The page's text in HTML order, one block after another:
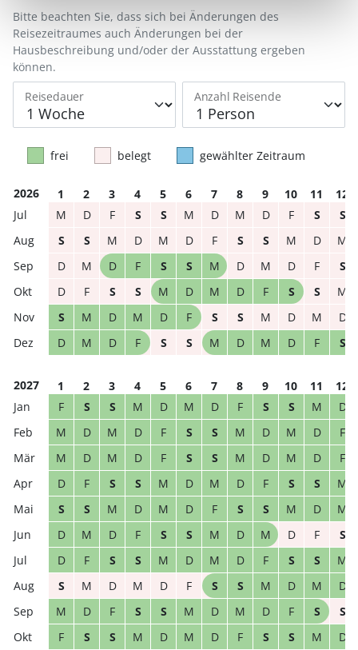
Reisedauer Anzahl Reisende
Bitte beachten Sie, dass sich bei Änderungen des
Reisezeitraumes auch Änderungen bei der
Hausbeschreibung und/oder der Ausstattung ergeben
können.
frei belegt gewählter Zeitraum
2026 1 2 3 4 5 6 7 8 9 10 11
12
M
D F S S M D M D F S
S
S
S M D M D F S S M D
M
D
M D F S S M D M D F
S
D
F S S M D M D F S S
M
S
M D M D F S S M D M
D
D
M D F S S M D M D F S
2027 1 2 3 4 5 6 7 8 9 10 11
12
F
S S M D M D F S S M
D
M
D M D F S S M D M D
F
M
D M D F S S M D M D
F
D
F S S M D M D F S S
M
S
S M D M D F S S M D
M
D
M D F S S M D M D F
S
D
F S S M D M D F S S
M
S
M D M D F S S M D M
D
M
D F S S M D M D F S
S
F
S S M D M D F S S M D